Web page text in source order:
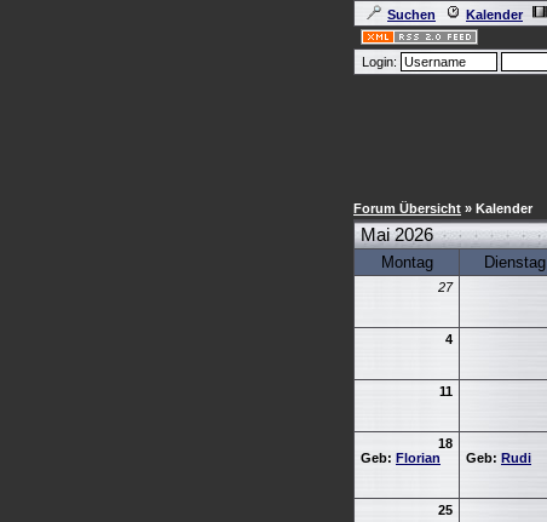
Suchen Kalender
Login:
Forum Übersicht » Kalender
Mai 2026
Montag Dienstag
27
4
11
18
Geb: Florian
Geb: Rudi
25